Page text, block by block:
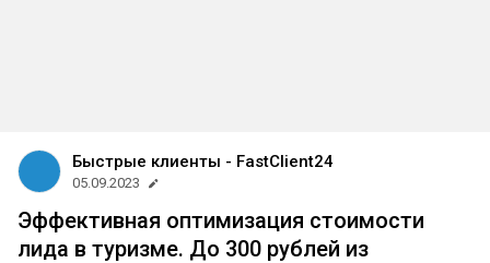
Быстрые клиенты - FastClient24
05.09.2023
Эффективная оптимизация стоимости
лида в туризме. До 300 рублей из